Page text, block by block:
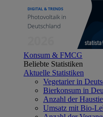
Konsum & FMCG
Beliebte Statistiken
Aktuelle Statistiken
Vegetarier in
Bierkonsum in
Anzahl der
Umsatz mit Bio-